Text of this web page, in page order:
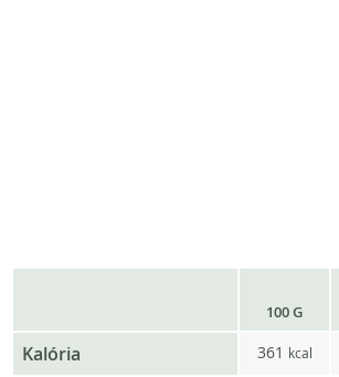
100 G
Kalória 361 kcal